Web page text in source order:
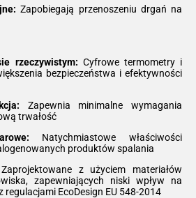
Zapobiegają przenoszeniu drgań na
rzeczywistym: Cyfrowe termometry i
bezpieczeństwa i efektywności
Zapewnia minimalne wymagania
trwałość
Natychmiastowe właściwości
produktów spalania
Zaprojektowane z użyciem materiałów
zapewniających niski wpływ na
EcoDesign EU 548-2014